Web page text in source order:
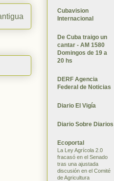
Cubavision
Internacional
De Cuba traigo un
cantar - AM 1580
Domingos de 19 a
20 hs
DERF Agencia
Federal de Noticias
Diario El Vigía
Diario Sobre Diarios
Ecoportal
La Ley Agrícola 2.0
fracasó en el Senado
tras una ajustada
discusión en el Comité
de Agricultura